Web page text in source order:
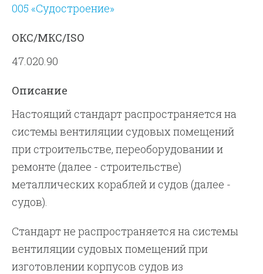
005 «Судостроение»
ОКС/МКС/ISO
47.020.90
Описание
Настоящий стандарт распространяется на
системы вентиляции судовых помещений
при строительстве, переоборудовании и
ремонте (далее - строительстве)
металлических кораблей и судов (далее -
судов).
Стандарт не распространяется на системы
вентиляции судовых помещений при
изготовлении корпусов судов из